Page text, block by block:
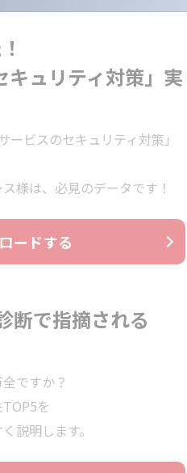
キュリティ対策」実
ビスのセキュリティ対策」
様は、必見のデータです！
ードする
断で指摘される
ですか？
を
説明します。